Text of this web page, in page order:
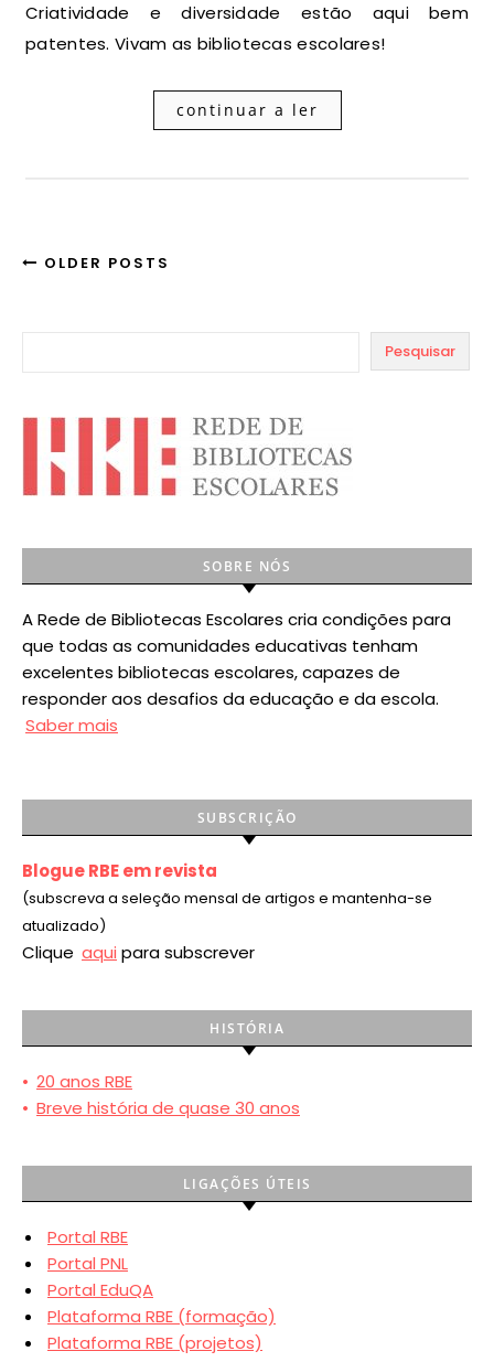
Criatividade e diversidade estão aqui bem
patentes. Vivam as bibliotecas escolares!
continuar a ler
OLDER POSTS
Pesquisar
SOBRE NÓS
A Rede de Bibliotecas Escolares cria condições para
que todas as comunidades educativas tenham
excelentes bibliotecas escolares, capazes de
responder aos desafios da educação e da escola.
Saber mais
SUBSCRIÇÃO
Blogue RBE em revista
(subscreva a seleção mensal de artigos e mantenha-se
atualizado)
Clique aqui para subscrever
HISTÓRIA
• 20 anos RBE
• Breve história de quase 30 anos
LIGAÇÕES ÚTEIS
Portal RBE
Portal PNL
Portal EduQA
Plataforma RBE (formação)
Plataforma RBE (projetos)